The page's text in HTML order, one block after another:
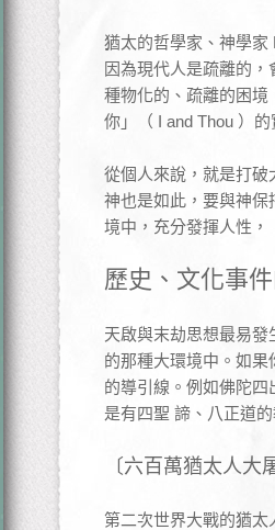
猶太的哲學家、神學家
因為現代人是疏離的
種物化的、疏離的困
你」（ I and Thou ）
從個人來說，就是打
神也是如此，要與神
境中，充分發揮人性
歷史、文化事
天啟與末劫思想最易
的那種大環境中。如
的導引線。例如佛陀
是有四聖 諦、八正道
〔六百萬猶太人大
第二次世界大戰的猶